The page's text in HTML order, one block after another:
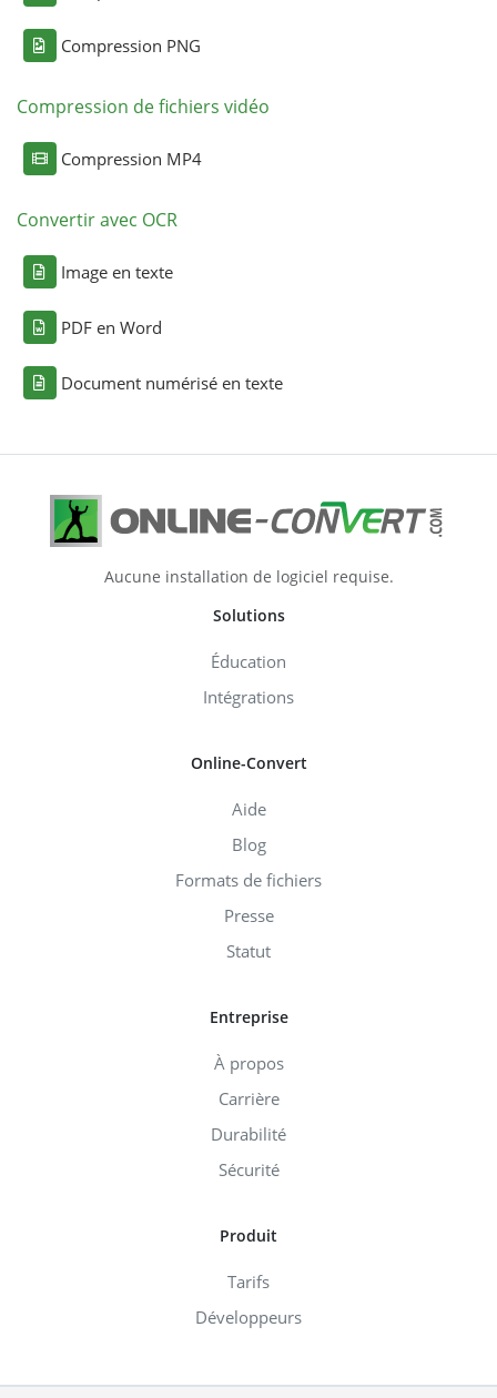
Compression PNG
Compression de fichiers vidéo
Compression MP4
Convertir avec OCR
Image en texte
PDF en Word
Document numérisé en texte
Aucune installation de logiciel requise.
Solutions
Éducation
Intégrations
Online-Convert
Aide
Blog
Formats de fichiers
Presse
Statut
Entreprise
À propos
Carrière
Durabilité
Sécurité
Produit
Tarifs
Développeurs